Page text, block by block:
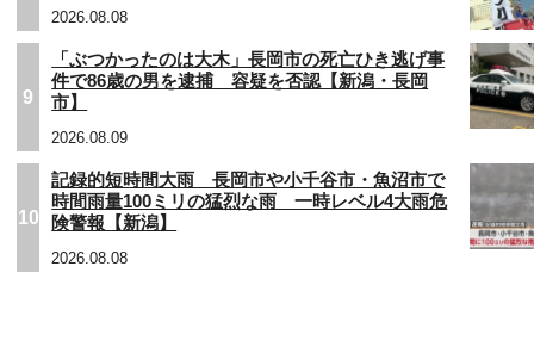
2026.08.08
9
「ぶつかったのは大木」長岡市の死亡ひき逃げ事
件で86歳の男を逮捕 容疑を否認【新潟・長岡
市】
2026.08.09
10
記録的短時間大雨 長岡市や小千谷市・魚沼市で
時間雨量100ミリの猛烈な雨 一時レベル4大雨危
険警報【新潟】
2026.08.08